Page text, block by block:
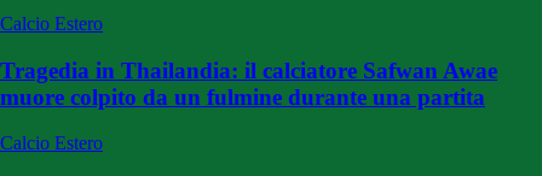
Calcio Estero
Tragedia in Thailandia: il calciatore Safwan Awae
muore colpito da un fulmine durante una partita
Calcio Estero